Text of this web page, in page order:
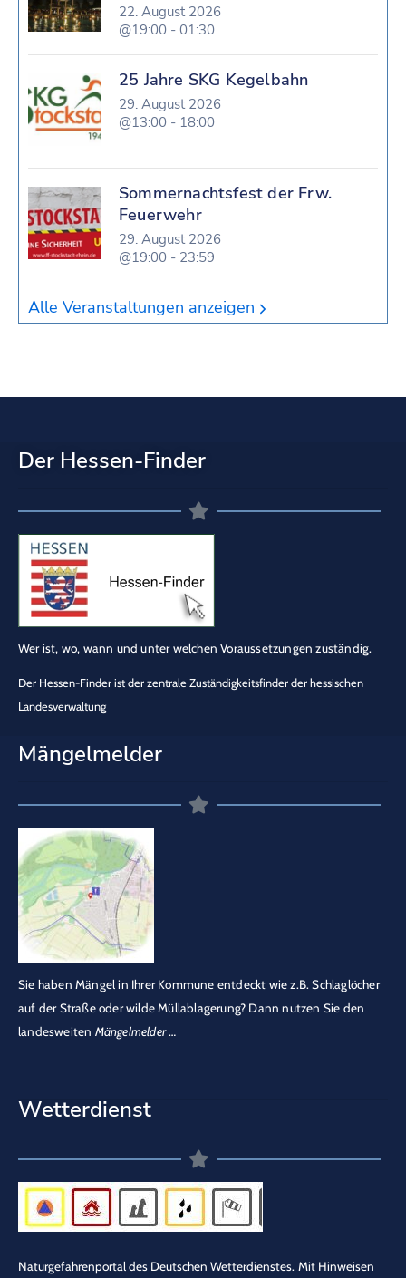
22. August 2026
@19:00 - 01:30
25 Jahre SKG Kegelbahn
29. August 2026
@13:00 - 18:00
Sommernachtsfest der Frw.
Feuerwehr
29. August 2026
@19:00 - 23:59
Alle Veranstaltungen anzeigen
Der Hessen-Finder
Wer ist, wo, wann und unter welchen Voraussetzungen zuständig.
Der Hessen-Finder ist der zentrale Zuständigkeitsfinder der hessischen
Landesverwaltung
Mängelmelder
Sie haben Mängel in Ihrer Kommune entdeckt wie z.B. Schlaglöcher
auf der Straße oder wilde Müllablagerung? Dann nutzen Sie den
landesweiten Mängelmelder…
Wetterdienst
Naturgefahrenportal des Deutschen Wetterdienstes. Mit Hinweisen